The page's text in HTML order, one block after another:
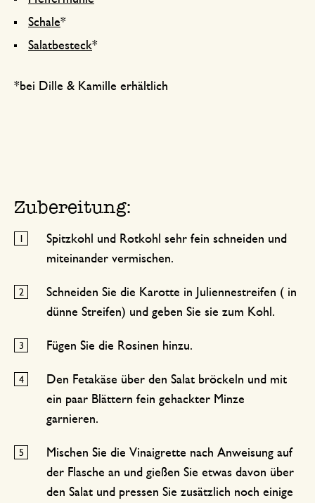
Schale*
Salatbesteck*
*bei Dille & Kamille erhältlich
Zubereitung:
Spitzkohl und Rotkohl sehr fein schneiden und
miteinander vermischen.
Schneiden Sie die Karotte in Juliennestreifen ( in
dünne Streifen) und geben Sie sie zum Kohl.
Fügen Sie die Rosinen hinzu.
Den Fetakäse über den Salat bröckeln und mit
ein paar Blättern fein gehackter Minze
garnieren.
Mischen Sie die Vinaigrette nach Anweisung auf
der Flasche an und gießen Sie etwas davon über
den Salat und pressen Sie zusätzlich noch einige